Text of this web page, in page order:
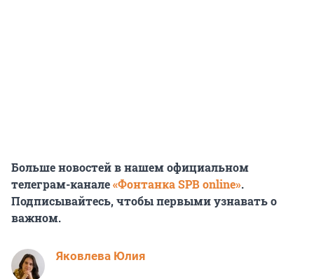
Больше новостей в нашем официальном
телеграм-канале«Фонтанка SPB online».
Подписывайтесь, чтобы первыми узнавать о
важном.
Яковлева Юлия